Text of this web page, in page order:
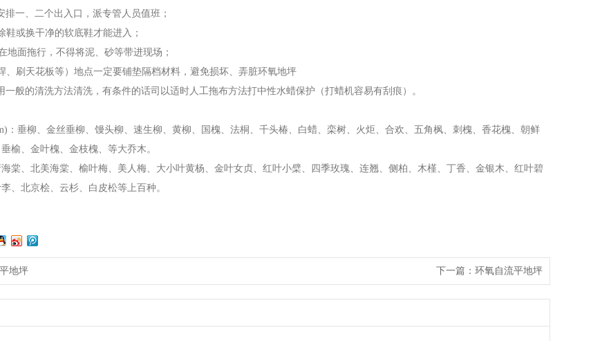
一、二个出入口，派专管人员值班；
或换干净的软底鞋才能进入；
面拖行，不得将泥、砂等带进现场；
刷天花板等）地点一定要铺垫隔档材料，避免损坏、弄脏环氧地坪
般的清洗方法清洗，有条件的话司以适时人工拖布方法打中性水蜡保护（打蜡机容易有刮痕）。
垂柳、金丝垂柳、馒头柳、速生柳、黄柳、国槐、法桐、千头椿、白蜡、栾树、火炬、合欢、五角枫、刺槐、香花槐、朝鲜
榆、金叶槐、金枝槐、等大乔木。
、北美海棠、榆叶梅、美人梅、大小叶黄杨、金叶女贞、红叶小檗、四季玫瑰、连翘、侧柏、木槿、丁香、金银木、红叶碧
、北京桧、云杉、白皮松等上百种。
地坪 下一篇： 环氧自流平地坪